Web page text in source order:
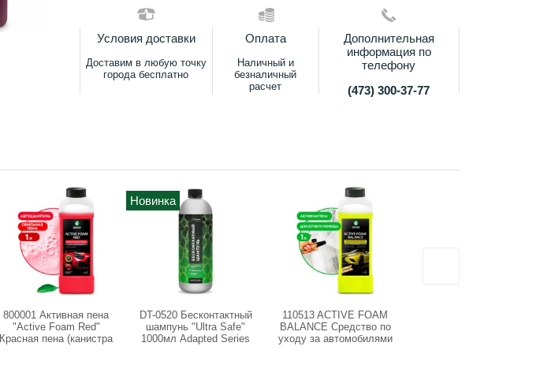
Условия доставки
Доставим в любую точку
города бесплатно
Оплата
Наличный и
безналичный
расчет
Дополнительная
информация по
телефону
(473) 300-37-77
800001 Активная пена
"Active Foam Red"
Красная пена (канистра
Новинка
DT-0520 Бесконтактный
шампунь "Ultra Safe"
1000мл Adapted Series
110513 ACTIVE FOAM
BALANCE Средство по
уходу за автомобилями